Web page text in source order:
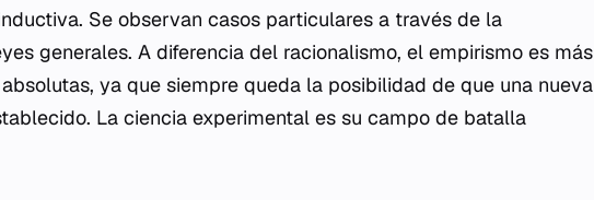
Se observan casos particulares a través de la
generales. A diferencia del racionalismo, el empirismo es más
ya que siempre queda la posibilidad de que una nueva
La ciencia experimental es su campo de batalla